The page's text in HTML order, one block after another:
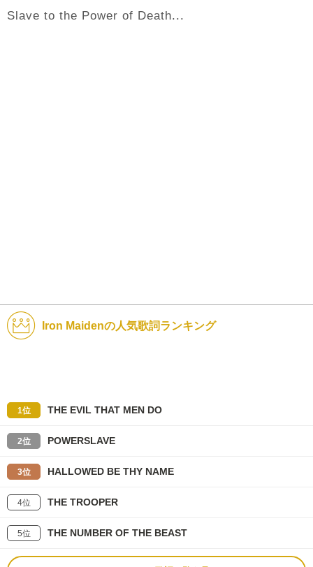
Slave to the Power of Death...
Iron Maidenの人気歌詞ランキング
1位 THE EVIL THAT MEN DO
2位 POWERSLAVE
3位 HALLOWED BE THY NAME
4位 THE TROOPER
5位 THE NUMBER OF THE BEAST